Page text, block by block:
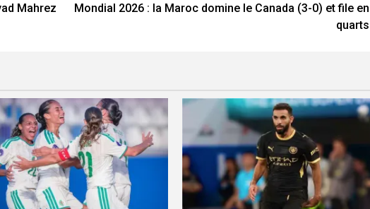
Mahrez
Mondial 2026 : la Maroc domine le Canada (3-0) et file en
quarts